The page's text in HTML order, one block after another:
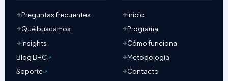
Preguntas frecuentes
Qué buscamos
Insights
Blog BHC
Soporte
Inicio
Programa
Cómo funciona
Metodología
Contacto